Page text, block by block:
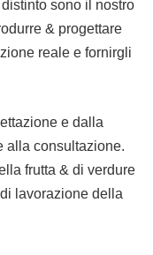
sono il nostro
& progettare
reale e fornirgli
e dalla
alla consultazione.
frutta & di verdure
lavorazione della